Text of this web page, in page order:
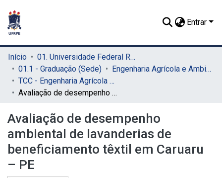
Entrar
Início
01. Universidade Federal Rural de Pernambuco - UFRPE (Sede)
01.1 - Graduação (Sede)
Engenharia Agrícola e Ambiental (Sede)
TCC - Engenharia Agrícola e Ambiental (Sede)
Avaliação de desempenho ambiental de lavanderias de beneficiamento têxtil em Caruaru – PE
Avaliação de desempenho
ambiental de lavanderias de
beneficiamento têxtil em Caruaru
– PE